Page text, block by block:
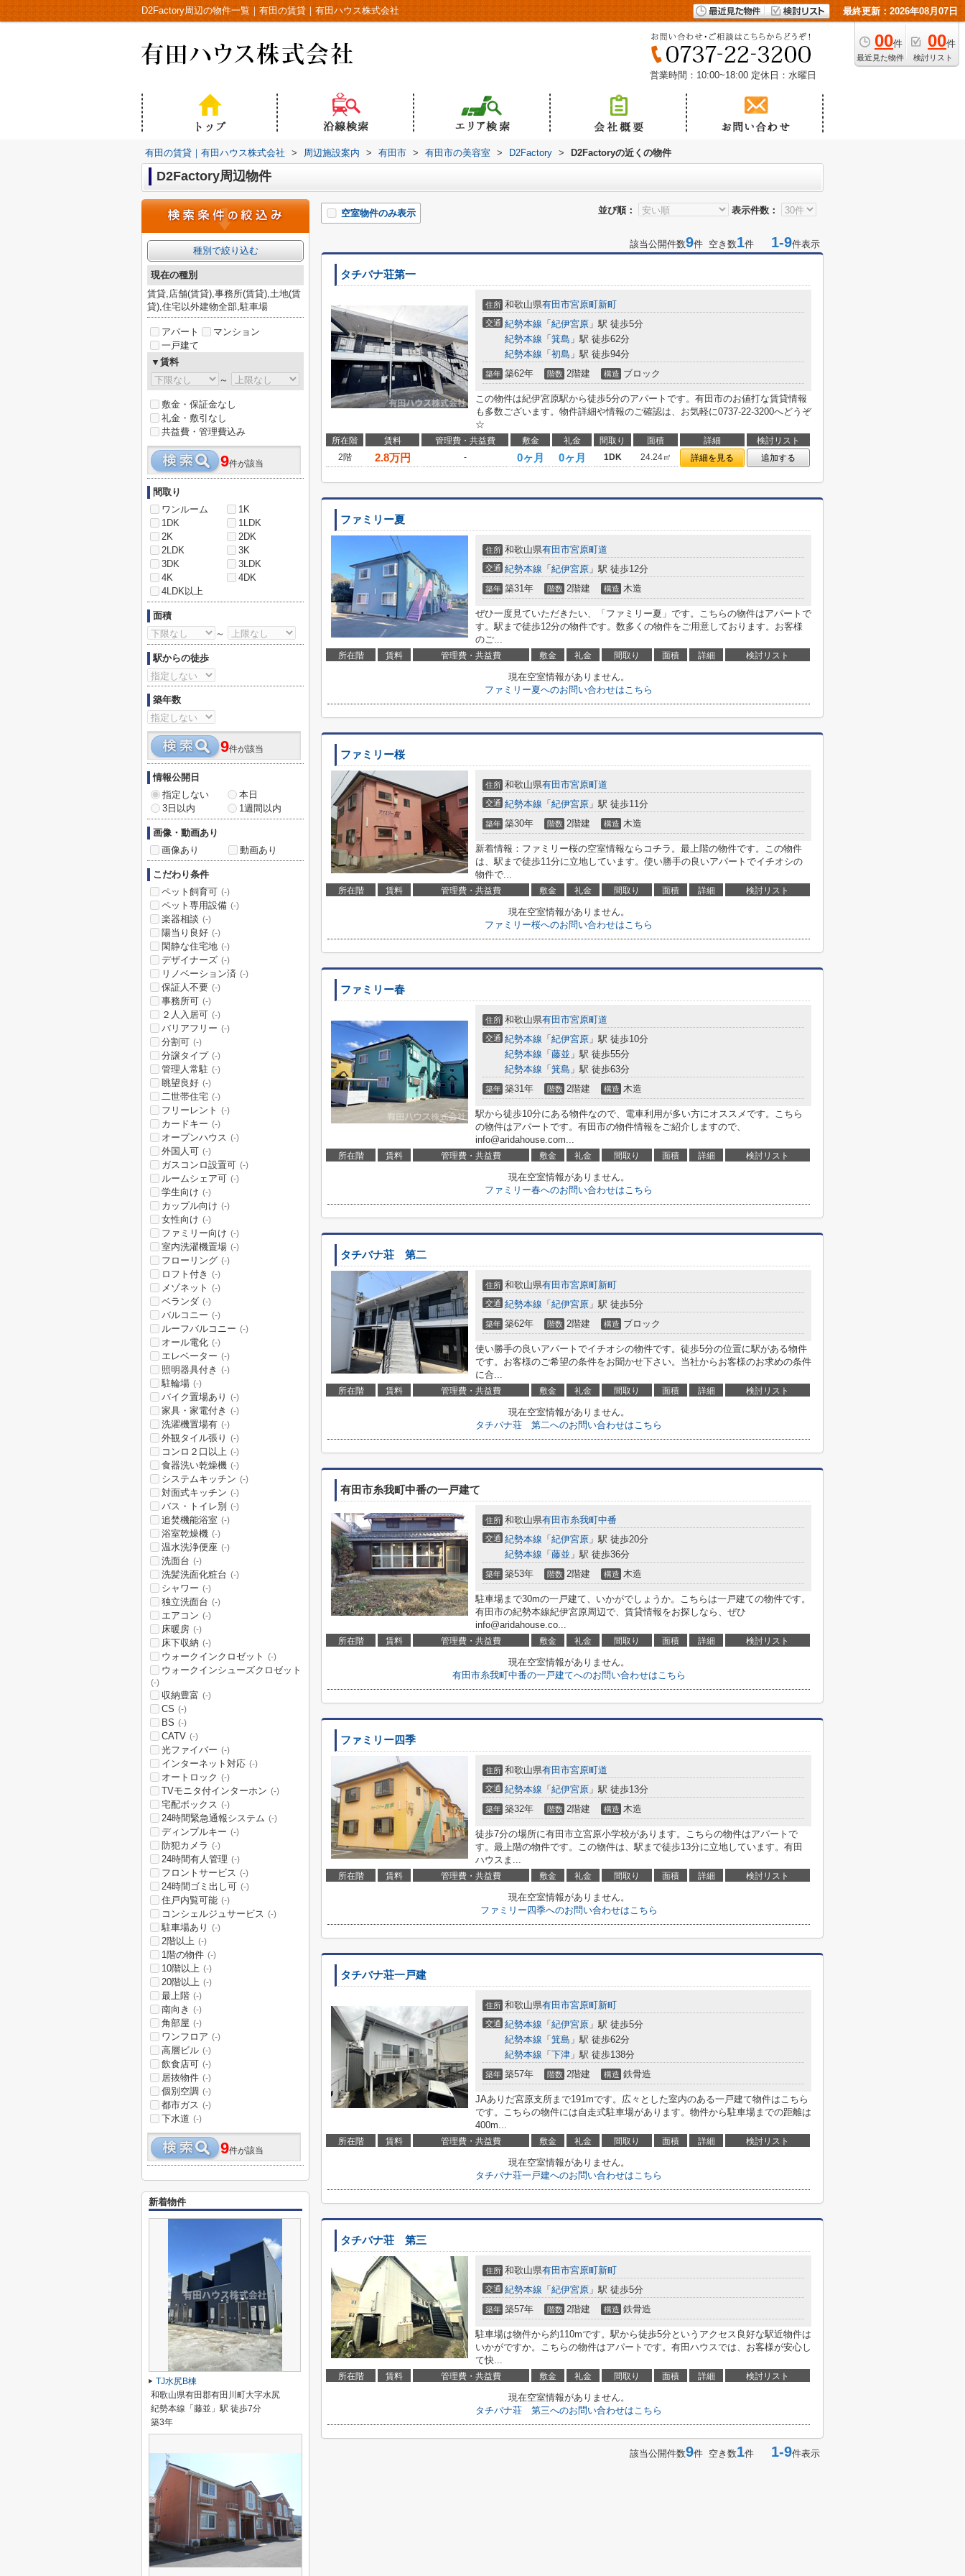
D2Factory周辺の物件一覧｜有田の賃貸｜有田ハウス株式会社 最終更新：2026年08月07日
00件
最近見た物件
00件
検討リスト
営業時間：10:00~18:00 定休日：水曜日
有田の賃貸｜有田ハウス株式会社 > 周辺施設案内 > 有田市 > 有田市の美容室 > D2Factory > D2Factoryの近くの物件
D2Factory周辺物件
並び順： 表示件数：
空室物件のみ表示
該当公開件数9件 空き数1件 1-9件表示
タチバナ荘第一
住所 和歌山県有田市宮原町新町
交通 紀勢本線 「 紀伊宮原 」駅 徒歩5分
紀勢本線 「 箕島 」駅 徒歩62分
紀勢本線 「 初島 」駅 徒歩94分
築年 築62年 階数 2階建 構造 ブロック
この物件は紀伊宮原駅から徒歩5分のアパートです。有田市のお値打な賃貸情報
も多数ございます。物件詳細や情報のご確認は、お気軽に0737-22-3200へどうぞ
☆
所在階 賃料 管理費・共益費 敷金 礼金 間取り 面積 詳細
検討リスト
2階
2.8万円 - 0ヶ月 0ヶ月 1DK 24.24㎡ 詳細を見る 追加する
ファミリー夏
住所 和歌山県有田市宮原町道
交通 紀勢本線 「 紀伊宮原 」駅 徒歩12分
築年 築31年 階数 2階建 構造 木造
ぜひ一度見ていただきたい、「ファミリー夏」です。こちらの物件はアパートで
す。駅まで徒歩12分の物件です。数多くの物件をご用意しております。お客様
のご...
所在階 賃料 管理費・共益費 敷金 礼金 間取り 面積 詳細 検討リスト
現在空室情報がありません。
ファミリー夏へのお問い合わせはこちら
ファミリー桜
住所 和歌山県有田市宮原町道
交通 紀勢本線 「 紀伊宮原 」駅 徒歩11分
築年 築30年 階数 2階建 構造 木造
新着情報：ファミリー桜の空室情報ならコチラ。最上階の物件です。この物件
は、駅まで徒歩11分に立地しています。使い勝手の良いアパートでイチオシの
物件で...
所在階 賃料 管理費・共益費 敷金 礼金 間取り 面積 詳細 検討リスト
現在空室情報がありません。
ファミリー桜へのお問い合わせはこちら
ファミリー春
住所 和歌山県有田市宮原町道
交通 紀勢本線 「 紀伊宮原 」駅 徒歩10分
紀勢本線 「 藤並 」駅 徒歩55分
紀勢本線 「 箕島 」駅 徒歩63分
築年 築31年 階数 2階建 構造 木造
駅から徒歩10分にある物件なので、電車利用が多い方にオススメです。こちら
の物件はアパートです。有田市の物件情報をご紹介しますので、
info@aridahouse.com...
所在階 賃料 管理費・共益費 敷金 礼金 間取り 面積 詳細 検討リスト
現在空室情報がありません。
ファミリー春へのお問い合わせはこちら
タチバナ荘 第二
住所 和歌山県有田市宮原町新町
交通 紀勢本線 「 紀伊宮原 」駅 徒歩5分
築年 築62年 階数 2階建 構造 ブロック
使い勝手の良いアパートでイチオシの物件です。徒歩5分の位置に駅がある物件
です。お客様のご希望の条件をお聞かせ下さい。当社からお客様のお求めの条件
に合...
所在階 賃料 管理費・共益費 敷金 礼金 間取り 面積 詳細 検討リスト
現在空室情報がありません。
タチバナ荘 第二へのお問い合わせはこちら
有田市糸我町中番の一戸建て
住所 和歌山県有田市糸我町中番
交通 紀勢本線 「 紀伊宮原 」駅 徒歩20分
紀勢本線 「 藤並 」駅 徒歩36分
築年 築53年 階数 2階建 構造 木造
駐車場まで30mの一戸建て、いかがでしょうか。こちらは一戸建ての物件です。
有田市の紀勢本線紀伊宮原周辺で、賃貸情報をお探しなら、ぜひ
info@aridahouse.co...
所在階 賃料 管理費・共益費 敷金 礼金 間取り 面積 詳細 検討リスト
現在空室情報がありません。
有田市糸我町中番の一戸建てへのお問い合わせはこちら
ファミリー四季
住所 和歌山県有田市宮原町道
交通 紀勢本線 「 紀伊宮原 」駅 徒歩13分
築年 築32年 階数 2階建 構造 木造
徒歩7分の場所に有田市立宮原小学校があります。こちらの物件はアパートで
す。最上階の物件です。この物件は、駅まで徒歩13分に立地しています。有田
ハウスま...
所在階 賃料 管理費・共益費 敷金 礼金 間取り 面積 詳細 検討リスト
現在空室情報がありません。
ファミリー四季へのお問い合わせはこちら
タチバナ荘一戸建
住所 和歌山県有田市宮原町新町
交通 紀勢本線 「 紀伊宮原 」駅 徒歩5分
紀勢本線 「 箕島 」駅 徒歩62分
紀勢本線 「 下津 」駅 徒歩138分
築年 築57年 階数 2階建 構造 鉄骨造
JAありだ宮原支所まで191mです。広々とした室内のある一戸建て物件はこちら
です。こちらの物件には自走式駐車場があります。物件から駐車場までの距離は
400m...
所在階 賃料 管理費・共益費 敷金 礼金 間取り 面積 詳細 検討リスト
現在空室情報がありません。
タチバナ荘一戸建へのお問い合わせはこちら
タチバナ荘 第三
住所 和歌山県有田市宮原町新町
交通 紀勢本線 「 紀伊宮原 」駅 徒歩5分
築年 築57年 階数 2階建 構造 鉄骨造
駐車場は物件から約110mです。駅から徒歩5分というアクセス良好な駅近物件は
いかがですか。こちらの物件はアパートです。有田ハウスでは、お客様が安心し
て快...
所在階 賃料 管理費・共益費 敷金 礼金 間取り 面積 詳細 検討リスト
現在空室情報がありません。
タチバナ荘 第三へのお問い合わせはこちら
該当公開件数9件 空き数1件 1-9件表示
種別で絞り込む
現在の種別
賃貸,店舗(賃貸),事務所(賃貸),土地(賃
貸),住宅以外建物全部,駐車場
アパート
マンション
一戸建て
▼賃料
～
敷金・保証金なし
礼金・敷引なし
共益費・管理費込み
9件が該当
間取り
ワンルーム
1K
1DK
1LDK
2K
2DK
2LDK
3K
3DK
3LDK
4K
4DK
4LDK以上
面積
～
駅からの徒歩
築年数
9件が該当
情報公開日
指定しない
本日
3日以内
1週間以内
画像・動画あり
画像あり
動画あり
こだわり条件
ペット飼育可 (-)
ペット専用設備 (-)
楽器相談 (-)
陽当り良好 (-)
閑静な住宅地 (-)
デザイナーズ (-)
リノベーション済 (-)
保証人不要 (-)
事務所可 (-)
２人入居可 (-)
バリアフリー (-)
分割可 (-)
分譲タイプ (-)
管理人常駐 (-)
眺望良好 (-)
二世帯住宅 (-)
フリーレント (-)
カードキー (-)
オープンハウス (-)
外国人可 (-)
ガスコンロ設置可 (-)
ルームシェア可 (-)
学生向け (-)
カップル向け (-)
女性向け (-)
ファミリー向け (-)
室内洗濯機置場 (-)
フローリング (-)
ロフト付き (-)
メゾネット (-)
ベランダ (-)
バルコニー (-)
ルーフバルコニー (-)
オール電化 (-)
エレベーター (-)
照明器具付き (-)
駐輪場 (-)
バイク置場あり (-)
家具・家電付き (-)
洗濯機置場有 (-)
外観タイル張り (-)
コンロ２口以上 (-)
食器洗い乾燥機 (-)
システムキッチン (-)
対面式キッチン (-)
バス・トイレ別 (-)
追焚機能浴室 (-)
浴室乾燥機 (-)
温水洗浄便座 (-)
洗面台 (-)
洗髪洗面化粧台 (-)
シャワー (-)
独立洗面台 (-)
エアコン (-)
床暖房 (-)
床下収納 (-)
ウォークインクロゼット (-)
ウォークインシューズクロゼット
(-)
収納豊富 (-)
CS (-)
BS (-)
CATV (-)
光ファイバー (-)
インターネット対応 (-)
オートロック (-)
TVモニタ付インターホン (-)
宅配ボックス (-)
24時間緊急通報システム (-)
ディンプルキー (-)
防犯カメラ (-)
24時間有人管理 (-)
フロントサービス (-)
24時間ゴミ出し可 (-)
住戸内覧可能 (-)
コンシェルジュサービス (-)
駐車場あり (-)
2階以上 (-)
1階の物件 (-)
10階以上 (-)
20階以上 (-)
最上階 (-)
南向き (-)
角部屋 (-)
ワンフロア (-)
高層ビル (-)
飲食店可 (-)
居抜物件 (-)
個別空調 (-)
都市ガス (-)
下水道 (-)
9件が該当
新着物件
TJ水尻B棟
和歌山県有田郡有田川町大字水尻
紀勢本線「藤並」駅 徒歩7分
築3年